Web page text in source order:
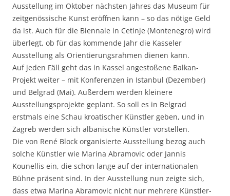
Ausstellung im Oktober nächsten Jahres das Museum für
zeitgenössische Kunst eröffnen kann – so das nötige Geld
da ist. Auch für die Biennale in Cetinje (Montenegro) wird
überlegt, ob für das kommende Jahr die Kasseler
Ausstellung als Orientierungsrahmen dienen kann.
Auf jeden Fäll geht das in Kassel angestoßene Balkan-
Projekt weiter – mit Konferenzen in Istanbul (Dezember)
und Belgrad (Mai). Außerdem werden kleinere
Ausstellungsprojekte geplant. So soll es in Belgrad
erstmals eine Schau kroatischer Künstler geben, und in
Zagreb werden sich albanische Künstler vorstellen.
Die von René Block organisierte Ausstellung bezog auch
solche Künstler wie Marina Abramovic oder Jannis
Kounellis ein, die schon lange auf der internationalen
Bühne präsent sind. In der Ausstellung nun zeigte sich,
dass etwa Marina Abramovic nicht nur mehrere Künstler-